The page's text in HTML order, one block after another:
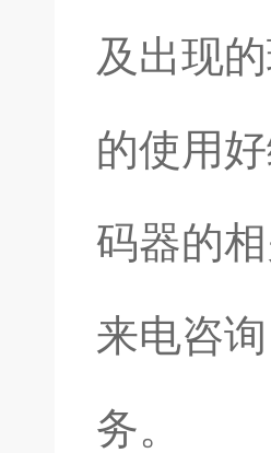
及出现
的使用
码器的
来电咨
务。